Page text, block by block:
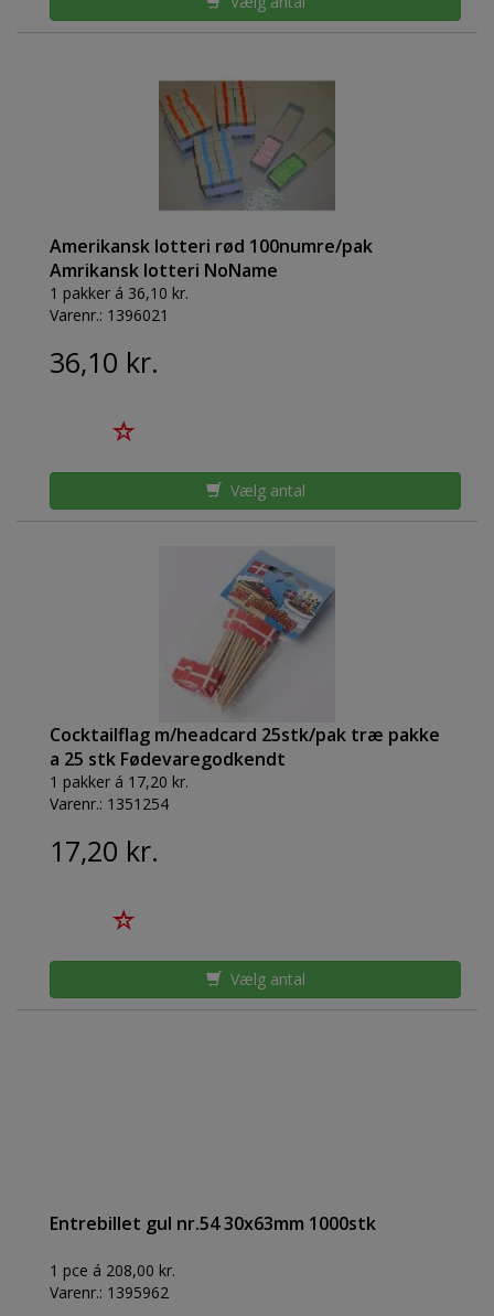
Amerikansk lotteri rød 100numre/pak
Amrikansk lotteri NoName
1 pakker á 36,10 kr.
Varenr.: 1396021
36,10 kr.
Vælg antal
Cocktailflag m/headcard 25stk/pak træ pakke
a 25 stk Fødevaregodkendt
1 pakker á 17,20 kr.
Varenr.: 1351254
17,20 kr.
Vælg antal
Entrebillet gul nr.54 30x63mm 1000stk
1 pce á 208,00 kr.
Varenr.: 1395962